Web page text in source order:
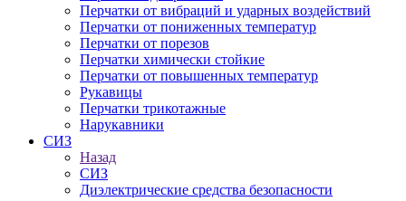
Перчатки от вибраций и ударных воздействий
Перчатки от пониженных температур
Перчатки от порезов
Перчатки химически стойкие
Перчатки от повышенных температур
Рукавицы
Перчатки трикотажные
Нарукавники
СИЗ
Назад
СИЗ
Диэлектрические средства безопасности